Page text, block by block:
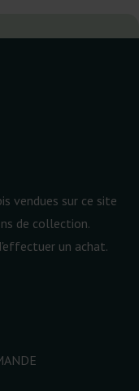
vendues sur ce site
de collection.
un achat.